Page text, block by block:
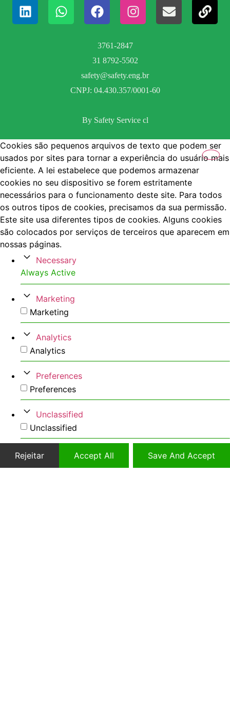
3761-2847
31 8792-5502
safety@safety.eng.br
CNPJ: 04.430.357/0001-60
By Safety Service cl
Cookies são pequenos arquivos de texto que podem ser
usados por sites para tornar a experiência do usuário mais
eficiente. A lei estabelece que podemos armazenar
cookies no seu dispositivo se forem estritamente
necessários para o funcionamento deste site. Para todos
os outros tipos de cookies, precisamos da sua permissão.
Este site usa diferentes tipos de cookies. Alguns cookies
são colocados por serviços de terceiros que aparecem em
nossas páginas.
Necessary
Always Active
Marketing
Marketing
Analytics
Analytics
Preferences
Preferences
Unclassified
Unclassified
Rejeitar Accept All Save And Accept